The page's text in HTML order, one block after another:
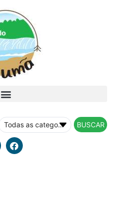
BUSCAR